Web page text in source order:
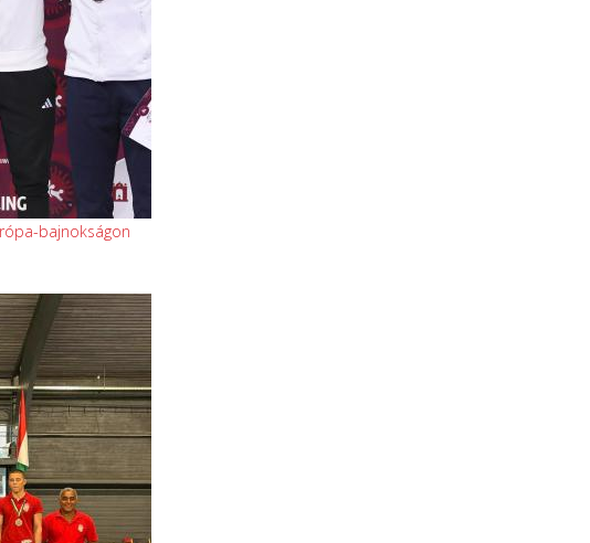
bajnokságon